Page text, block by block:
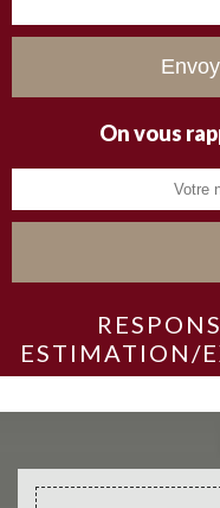
On vous
ESTIMATION/